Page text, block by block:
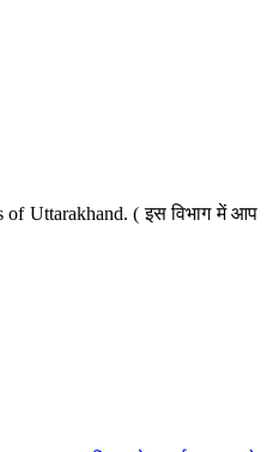
of Uttarakhand. ( इस विभाग में आप